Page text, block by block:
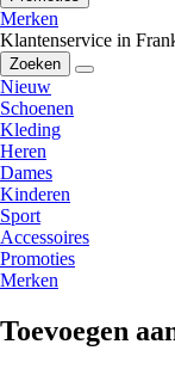
Merken
Klantenservice in
Zoeken
Nieuw
Schoenen
Kleding
Heren
Dames
Kinderen
Sport
Accessoires
Promoties
Merken
Toevoegen